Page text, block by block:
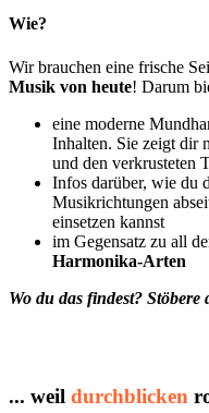
Wie?
Wir brauchen eine frische
Musik von heute! Darum
eine moderne
Inhalten. Sie zeigt dir
und den verkrusteten
Infos darüber, wie du
Musikrichtungen
einsetzen kannst
im Gegensatz zu all
Harmonika-Arten
Wo du das findest?
... weil durchblicken